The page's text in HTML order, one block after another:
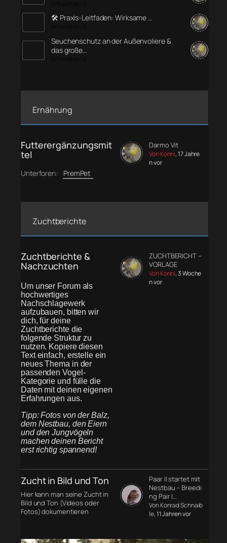
🛠️ Praxis-Leitfaden: Wirksame …
Seuchenschutz an der Außenvoliere &
das große…
Ernährung
Futterergänzungsmit
tel
Unterforen: PremPet
Darmo Vit
Von Konni, 17 Jahre
n vor
Zuchtberichte
Zuchtberichte &
Nachzuchten
Um unser Forum als
hochwertiges
Nachschlagewerk
aufzubauen, bitten wir
dich, für deine
Zuchtberichte die
folgende Struktur zu
nutzen. Kopiere diesen
Text einfach, erstelle ein
neues Thema in der
passenden Vogel-
Kategorie und fülle die
Daten mit deinen eigenen
Erfahrungen aus.
Tipp: Fotos von der Balz,
dem Nestbau, den Eiern
und den Jungvögeln
machen deinen Bericht
erst richtig spannend!
ZUCHTBERICHT –
VORLAGE
Von Konni, 3 Woche
n vor
Zucht in Bild und Ton
Hier kann man seine Zucht in
Bild und Ton (Videos oder
Fotos) dokumentieren
Paar II startet mit
Nestbau – Breedi
ng Pair I…
Von Konrad Schnaib
le, 11 Jahren vor